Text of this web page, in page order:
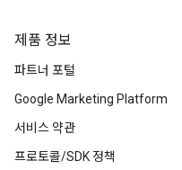
제품 정보
파트너 포털
Google Marketing Platform
서비스 약관
프로토콜/SDK 정책